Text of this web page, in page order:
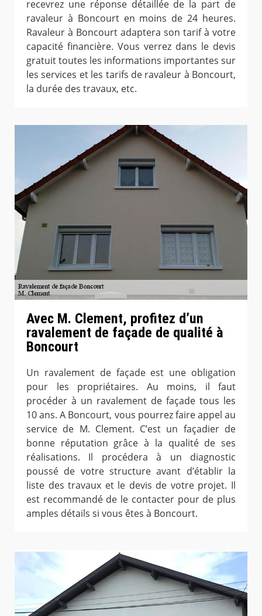
recevrez une réponse détaillée de la part de
ravaleur à Boncourt en moins de 24 heures.
Ravaleur à Boncourt adaptera son tarif à votre
capacité financière. Vous verrez dans le devis
gratuit toutes les informations importantes sur
les services et les tarifs de ravaleur à Boncourt,
la durée des travaux, etc.
Avec M. Clement, profitez d’un
ravalement de façade de qualité à
Boncourt
Un ravalement de façade est une obligation
pour les propriétaires. Au moins, il faut
procéder à un ravalement de façade tous les
10 ans. A Boncourt, vous pourrez faire appel au
service de M. Clement. C’est un façadier de
bonne réputation grâce à la qualité de ses
réalisations. Il procédera à un diagnostic
poussé de votre structure avant d’établir la
liste des travaux et le devis de votre projet. Il
est recommandé de le contacter pour de plus
amples détails si vous êtes à Boncourt.